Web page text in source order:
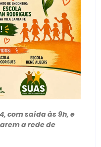
com saída às 9h, e
a rede de